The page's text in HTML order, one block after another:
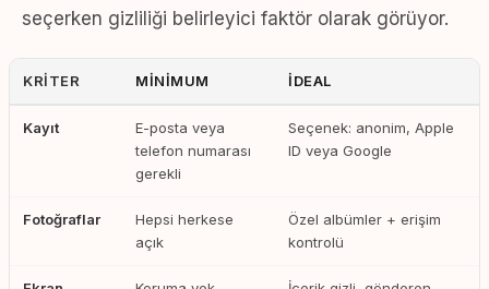
seçerken gizliliği belirleyici faktör olarak görüyor.
KRITER MINIMUM İDEAL
Kayıt
E-posta veya
telefon numarası
gerekli
Seçenek: anonim, Apple
ID veya Google
Fotoğraflar
Hepsi herkese
açık
Özel albümler + erişim
kontrolü